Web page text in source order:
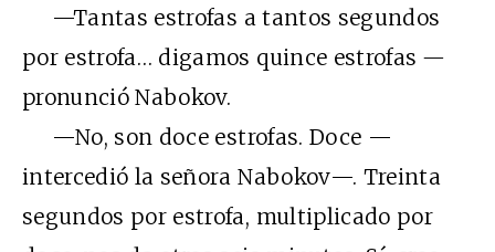
—Tantas estrofas a tantos segundos
por estrofa… digamos quince estrofas —
pronunció Nabokov.
—No, son doce estrofas. Doce —
intercedió la señora Nabokov—. Treinta
segundos por estrofa, multiplicado por